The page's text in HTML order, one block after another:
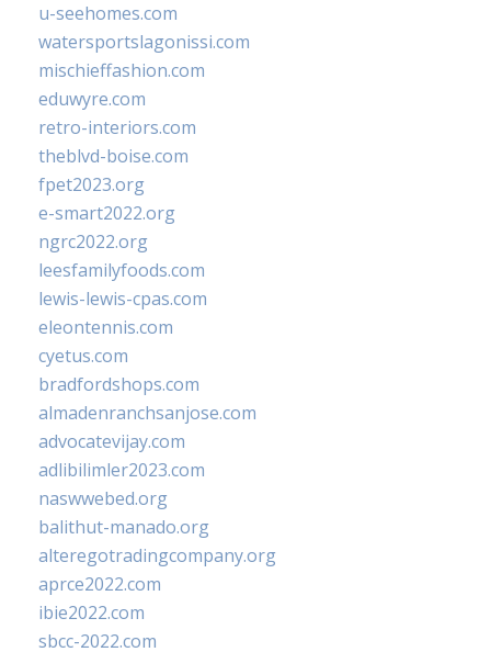
u-seehomes.com
watersportslagonissi.com
mischieffashion.com
eduwyre.com
retro-interiors.com
theblvd-boise.com
fpet2023.org
e-smart2022.org
ngrc2022.org
leesfamilyfoods.com
lewis-lewis-cpas.com
eleontennis.com
cyetus.com
bradfordshops.com
almadenranchsanjose.com
advocatevijay.com
adlibilimler2023.com
naswwebed.org
balithut-manado.org
alteregotradingcompany.org
aprce2022.com
ibie2022.com
sbcc-2022.com